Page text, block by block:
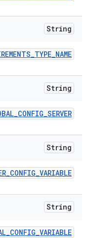
String
_TYPE_NAME
String
_CONFIG_SERVER
String
_CONFIG_VARIABLE
String
_CONFIG_VARIABLE